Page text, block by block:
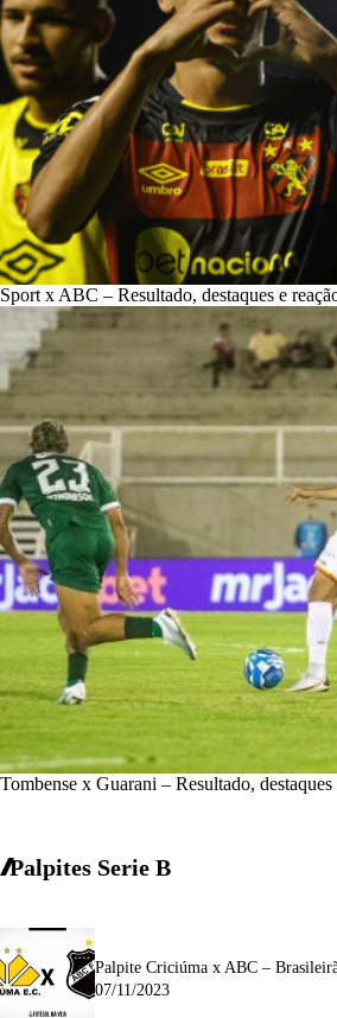
Sport x ABC – Resultado, destaques e
Tombense x Guarani – Resultado, destaques
Palpites Serie B
Palpite Criciúma x ABC –
07/11/2023